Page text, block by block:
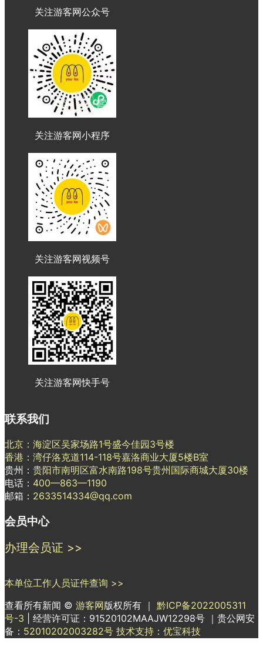
关注游客网公众号
关注游客网小程序
关注游客网视频号
关注游客网快手号
联系我们
北京：海淀区吴家场路1号盛今佳园3号楼
香港：湾仔洛克道114-118号嘉洛商业大厦5楼B室
贵州： 贵阳市南明区富水南路198号贵州国际商城大厦30楼
电话： 400—863—1190
邮箱： 2633514334@qq.com
会员中心
办理会员证 >>
本单位工作人员证件查询 >>
查看所有新闻 © 游客网版权所有 ｜ 黔ICP备2022005311
号-3
| 经营许可证：91520102MAAJW12298号 ｜贵公网安
备： 52010202003282号 技术支持：优宝科技